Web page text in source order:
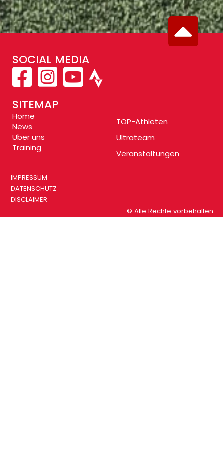
SOCIAL MEDIA
SITEMAP
Home
News
Über uns
Training
TOP-Athleten
Ultrateam
Veranstaltungen
IMPRESSUM
DATENSCHUTZ
DISCLAIMER
© Alle Rechte vorbehalten